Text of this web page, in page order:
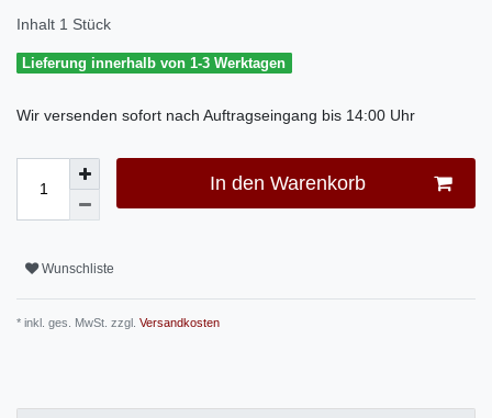
Inhalt 1 Stück
Lieferung innerhalb von 1-3 Werktagen
Wir versenden sofort nach Auftragseingang bis 14:00 Uhr
In den Warenkorb
Wunschliste
* inkl. ges. MwSt. zzgl. Versandkosten